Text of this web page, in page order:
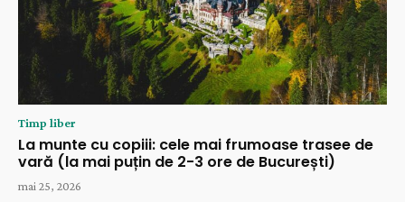
Timp liber
La munte cu copiii: cele mai frumoase trasee de
vară (la mai puțin de 2-3 ore de București)
mai 25, 2026